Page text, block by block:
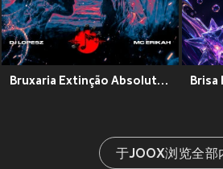
Bruxaria Extinção Absoluta (Explicit) Brisa
于JOOX浏览全部